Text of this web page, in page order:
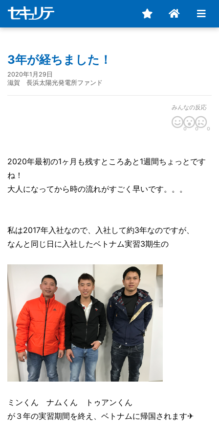
3年が経ちました！
2020年1月29日
滋賀 長浜太陽光発電所ファンド
みんなの反応
0 0 0
2020年最初の1ヶ月も残すところあと1週間ちょっとです
ね！
大人になってから時の流れがすごく早いです。。。
私は2017年入社なので、入社して約3年なのですが、
なんと同じ日に入社したベトナム実習3期生の
ミンくん ナムくん トゥアンくん
が３年の実習期間を終え、ベトナムに帰国されます✈